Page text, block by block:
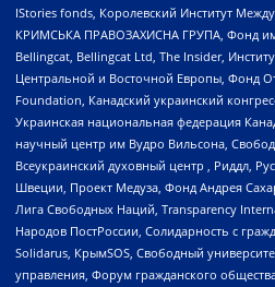
IStories fonds, Королевский Институт
КРИМСЬКА ПРАВОЗАХИСНА ГРУПА, Фонд
Bellingcat, Bellingcat Ltd, The Insider,
Центральной и Восточной Европы, Фонд
Foundation, Канадский украинский
Украинская национальная федерация
научный центр им Вудро Вильсона,
Всеукраинский духовный центр , Риддл,
Швеции, Проект Медуза, Фонд Андрея
Лига Свободных Наций, Transparеncy
Народов ПостРоссии, Солидарность с
Solidarus, КрымSOS, Свободный
управления, Форум гражданского